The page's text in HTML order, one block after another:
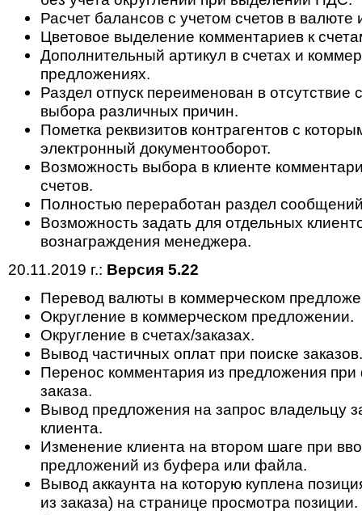
Расчет балансов с учетом счетов в валюте
Цветовое выделение комментариев к
Дополнительный артикул в счетах и
предложениях.
Раздел отпуск переименован в отсутствие
выбора различных причин.
Пометка реквизитов контрагентов с
электронный документооборот.
Возможность выбора в клиенте
счетов.
Полностью переработан раздел
Возможность задать для отдельных
вознаграждения менеджера.
20.11.2019 г.: Версия 5.22
Перевод валюты в коммерческом
Округление в коммерческом предложении.
Округление в счетах/заказах.
Вывод частичных оплат при поиске заказов.
Перенос комментария из предложения
заказа.
Вывод предложения на запрос владельцу
клиента.
Изменение клиента на втором шаге при
предложений из буфера или файла.
Вывод аккаунта на которую куплена
из заказа) на странице просмотра позиции.